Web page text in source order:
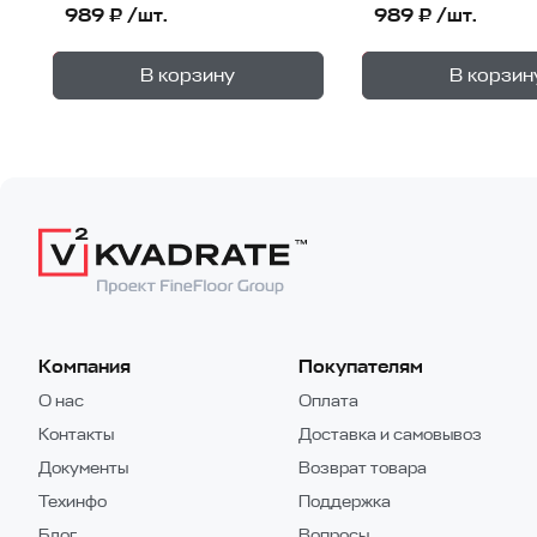
989 ₽ /шт.
В корзину
В корзине —
989 ₽ /шт.
В
В корзине —
Компания
О нас
Контакты
Документы
Техинфо
Покупателям
Оплата
Доставка и самовывоз
Возврат товара
Поддержка